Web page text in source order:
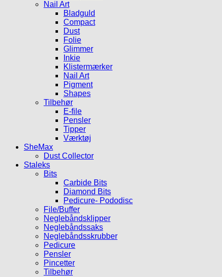
Nail Art
Bladguld
Compact
Dust
Folie
Glimmer
Inkie
Klistermærker
Nail Art
Pigment
Shapes
Tilbehør
E-file
Pensler
Tipper
Værktøj
SheMax
Dust Collector
Staleks
Bits
Carbide Bits
Diamond Bits
Pedicure- Pododisc
File/Buffer
Neglebåndsklipper
Neglebåndssaks
Neglebåndsskrubber
Pedicure
Pensler
Pincetter
Tilbehør